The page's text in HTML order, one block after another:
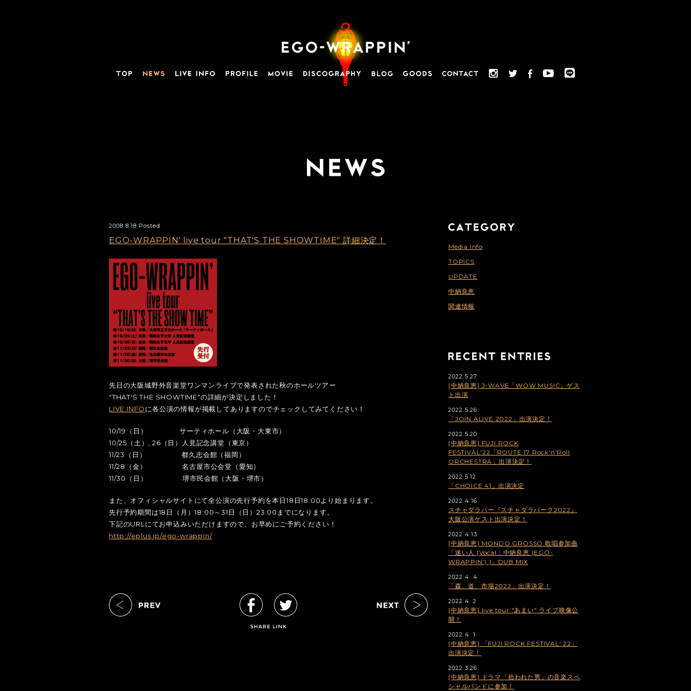
2008.8.18 Posted
EGO-WRAPPIN' live tour "THAT'S THE SHOWTIME" 詳細決定！
先日の大阪城野外音楽堂ワンマンライブで発表された秋のホールツアー
"THAT'S THE SHOWTIME"の詳細が決定しました！
LIVE INFOに各公演の情報が掲載してありますのでチェックしてみてください！
10/19（日） サーティホール（大阪・大東市）
10/25（土）, 26（日）人見記念講堂（東京）
11/23（日） 都久志会館（福岡）
11/28（金） 名古屋市公会堂（愛知）
11/30（日） 堺市民会館（大阪・堺市）
また、オフィシャルサイトにて全公演の先行予約を本日18日18:00より始まります。
先行予約期間は18日（月）18:00～31日（日）23:00までになります。
下記のURLにてお申込みいただけますので、お早めにご予約ください！
http://eplus.jp/ego-wrappin/
Media Info
TOPICS
UPDATE
中納良恵
関連情報
2022.5.27
[中納良恵] J-WAVE「WOW MUSIC」ゲス
ト出演
2022.5.26
「JOIN ALIVE 2022」出演決定！
2022.5.20
[中納良恵] FUJI ROCK
FESTIVAL'22「ROUTE 17 Rock'n'Roll
ORCHESTRA」出演決定！
2022.5.12
「CHOICE 41」出演決定
2022.4.16
スチャダラパー『スチャダラパーク2022』
大阪公演ゲスト出演決定！
2022.4.13
[中納良恵] MONDO GROSSO 歌唱参加曲
「迷い人 [Vocal：中納良恵 (EGO-
WRAPPIN') ]」DUB MIX
2022.4. 4
「森、道、市場2022」出演決定！
2022.4. 2
[中納良恵] live tour "あまい" ライブ映像公
開！
2022.4. 1
[中納良恵] 「FUJI ROCK FESTIVAL' 22」
出演決定！
2022.3.26
[中納良恵] ドラマ「拾われた男」の音楽スペ
シャルバンドに参加！